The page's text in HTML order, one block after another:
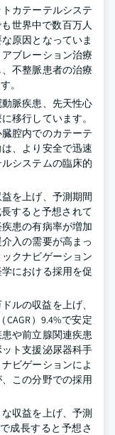
カテーテルシステ
世界中で数百万人
原因となっていま
ブレーション治療
不整脈患者の治療
。
脈疾患、先天性心
移行しています。
腔内でのカテーテ
、より安全で迅速
システムの臨床的
を上げ、予測期間
長すると予想されて
患の有病率が増加
入の需要が高まっ
クナビゲーション
における採用を促
ルの収益を上げ、
）9.4%で安定
や前立腺関連疾患
ト支援泌尿器科手
ビゲーションによ
この分野での採用
収益を上げ、予測
成長すると予想さ